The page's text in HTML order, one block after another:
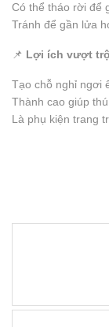
Có thể tháo rời để
Tránh để gần lửa
📌 Lợi ích vượt
Tạo chỗ nghỉ ngơi
Thành cao giúp
Là phụ kiện trang